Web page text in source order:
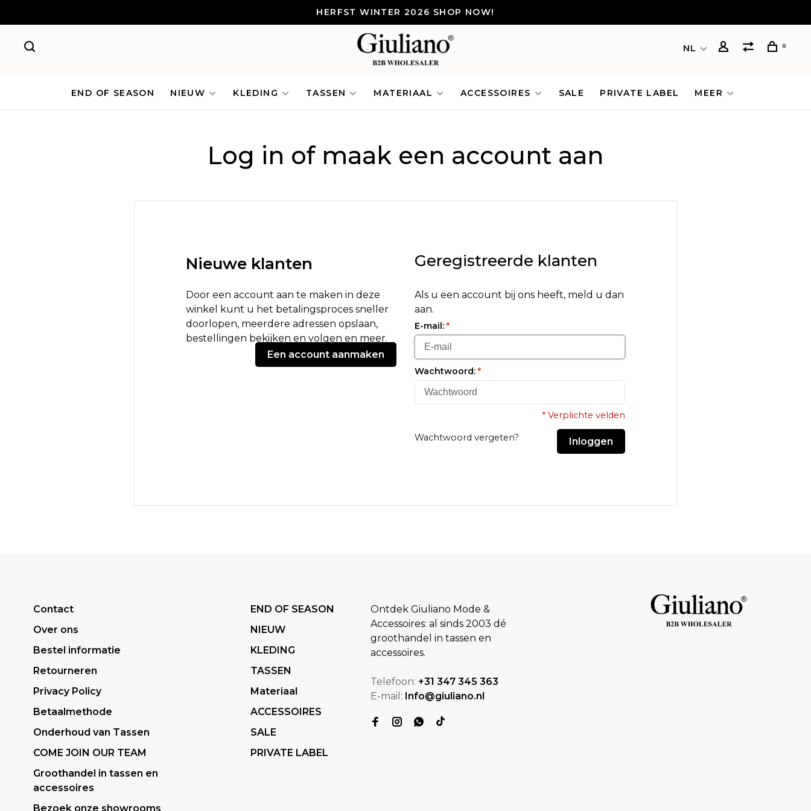
HERFST WINTER 2026 SHOP NOW!
NL 0
END OF SEASON NIEUW KLEDING TASSEN MATERIAAL ACCESSOIRES SALE PRIVATE LABEL MEER
Log in of maak een account aan
Nieuwe klanten
Door een account aan te maken in deze
winkel kunt u het betalingsproces sneller
doorlopen, meerdere adressen opslaan,
bestellingen bekijken en volgen en meer.
Een account aanmaken
Geregistreerde klanten
Als u een account bij ons heeft, meld u dan
aan.
E-mail: *
Wachtwoord: *
* Verplichte velden
Wachtwoord vergeten? Inloggen
Contact
Over ons
Bestel informatie
Retourneren
Privacy Policy
Betaalmethode
Onderhoud van Tassen
COME JOIN OUR TEAM
Groothandel in tassen en
accessoires
Bezoek onze showrooms
END OF SEASON
NIEUW
KLEDING
TASSEN
Materiaal
ACCESSOIRES
SALE
PRIVATE LABEL
Ontdek Giuliano Mode &
Accessoires: al sinds 2003 dé
groothandel in tassen en
accessoires.
Telefoon: +31 347 345 363
E-mail: Info@giuliano.nl